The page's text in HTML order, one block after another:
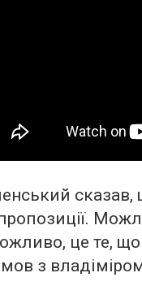
сказав,
це те, що
з